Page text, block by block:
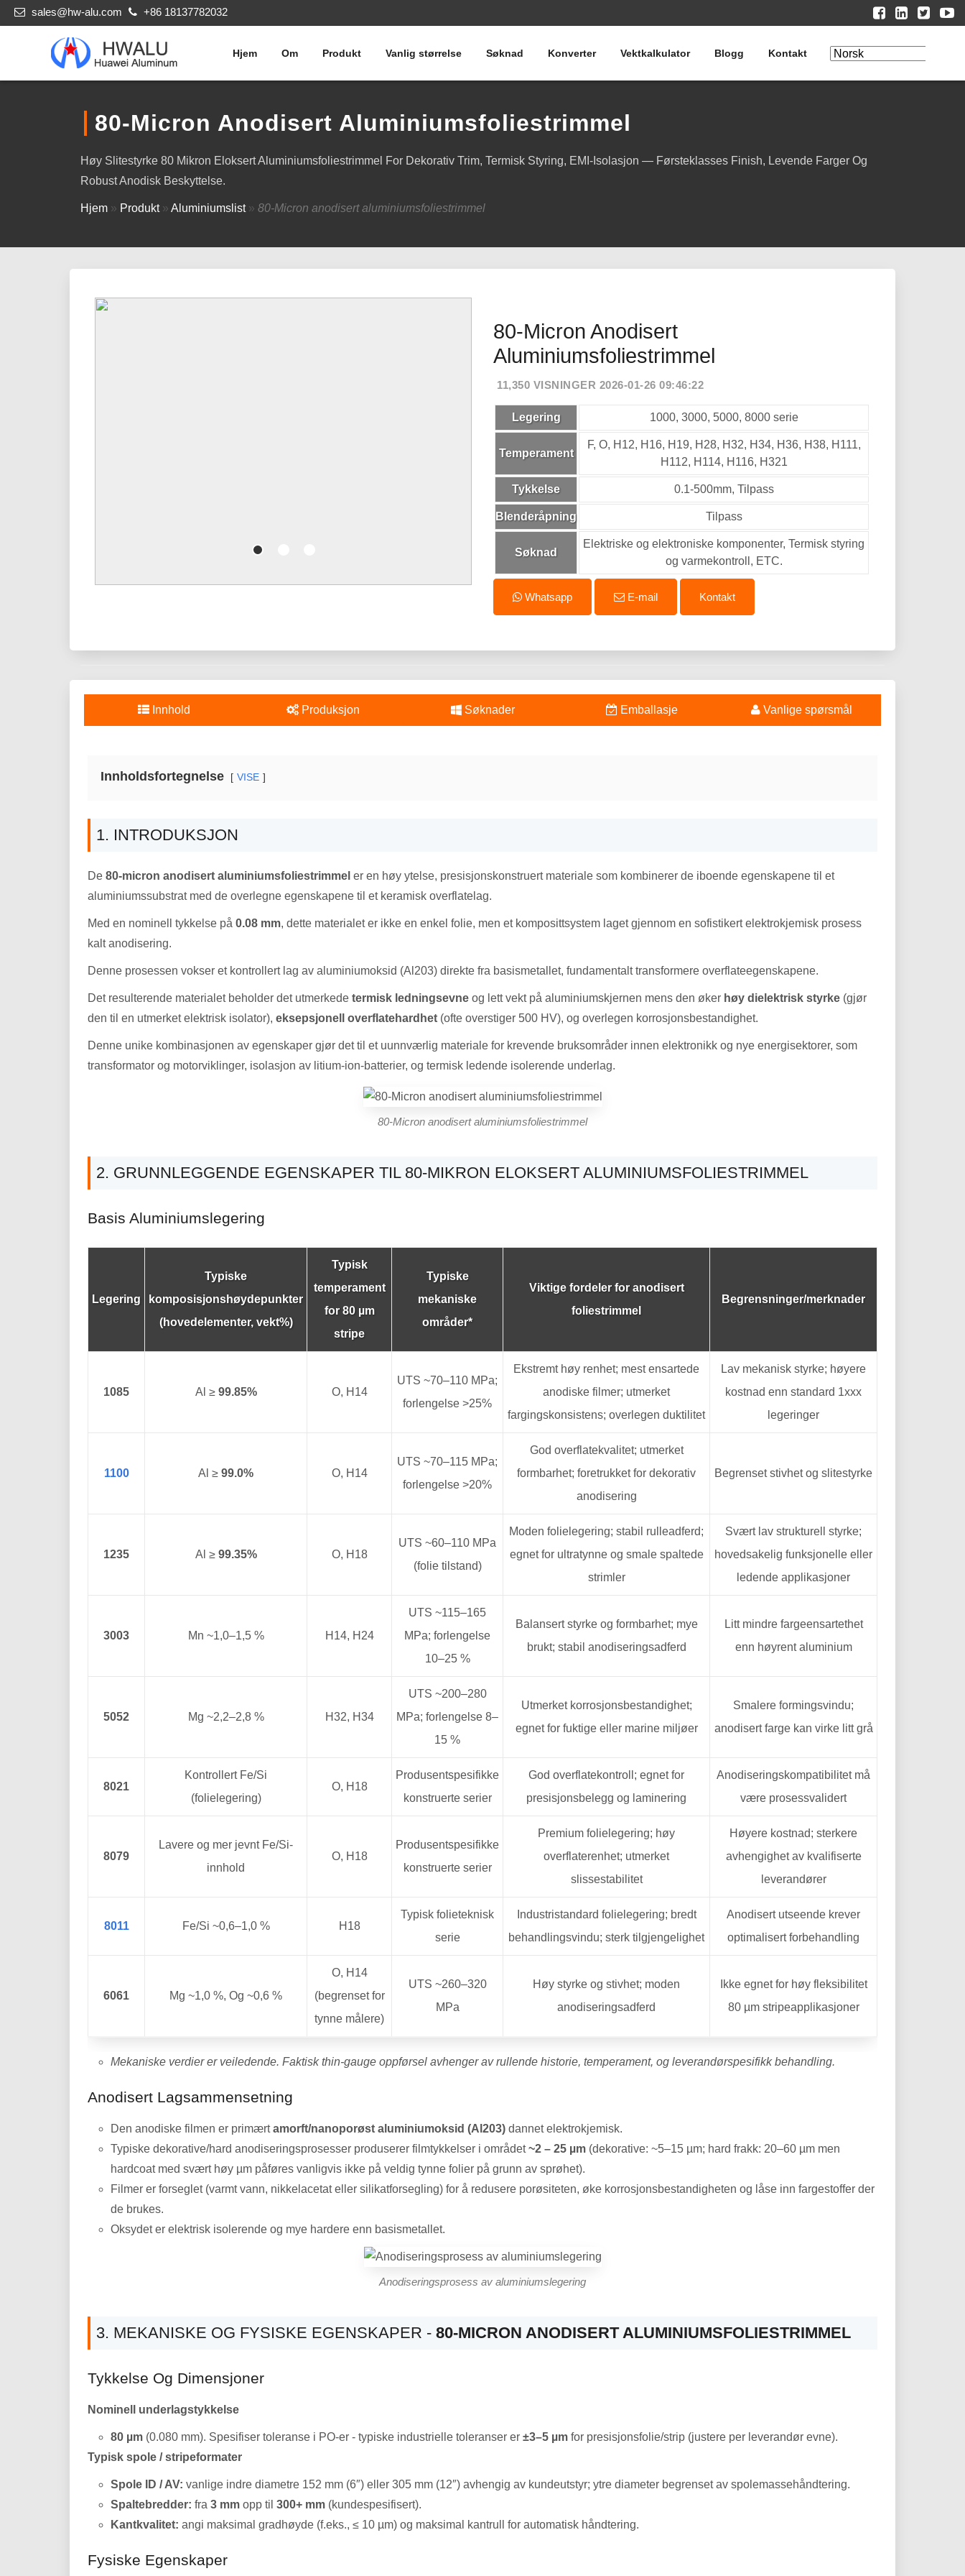
sales@hw-alu.com +86 18137782032
Hjem Om Produkt Vanlig størrelse Søknad Konverter Vektkalkulator Blogg Kontakt
80-Micron Anodisert Aluminiumsfoliestrimmel
Høy Slitestyrke 80 Mikron Eloksert Aluminiumsfoliestrimmel For Dekorativ Trim, Termisk Styring, EMI-Isolasjon — Førsteklasses Finish, Levende Farger Og
Robust Anodisk Beskyttelse.
Hjem » Produkt» Aluminiumslist» 80-Micron anodisert aluminiumsfoliestrimmel
80-Micron Anodisert
Aluminiumsfoliestrimmel
11,350 VISNINGER 2026-01-26 09:46:22
Legering 1000, 3000, 5000, 8000 serie
Temperament
F, O, H12, H16, H19, H28, H32, H34, H36, H38, H111,
H112, H114, H116, H321
Tykkelse 0.1-500mm, Tilpass
Blenderåpning Tilpass
Søknad
Elektriske og elektroniske komponenter, Termisk styring
og varmekontroll, ETC.
Whatsapp E-mail Kontakt
Innhold Produksjon Søknader Emballasje Vanlige spørsmål
Innholdsfortegnelse VISE
1. INTRODUKSJON
De 80-micron anodisert aluminiumsfoliestrimmel er en høy ytelse, presisjonskonstruert materiale som kombinerer de iboende egenskapene til et
aluminiumssubstrat med de overlegne egenskapene til et keramisk overflatelag.
Med en nominell tykkelse på 0.08 mm, dette materialet er ikke en enkel folie, men et komposittsystem laget gjennom en sofistikert elektrokjemisk prosess
kalt anodisering.
Denne prosessen vokser et kontrollert lag av aluminiumoksid (Al203) direkte fra basismetallet, fundamentalt transformere overflateegenskapene.
Det resulterende materialet beholder det utmerkede termisk ledningsevne og lett vekt på aluminiumskjernen mens den øker høy dielektrisk styrke (gjør
den til en utmerket elektrisk isolator), eksepsjonell overflatehardhet (ofte overstiger 500 HV), og overlegen korrosjonsbestandighet.
Denne unike kombinasjonen av egenskaper gjør det til et uunnværlig materiale for krevende bruksområder innen elektronikk og nye energisektorer, som
transformator og motorviklinger, isolasjon av litium-ion-batterier, og termisk ledende isolerende underlag.
80-Micron anodisert aluminiumsfoliestrimmel
2. GRUNNLEGGENDE EGENSKAPER TIL 80-MIKRON ELOKSERT ALUMINIUMSFOLIESTRIMMEL
Basis Aluminiumslegering
Legering
Typiske
komposisjonshøydepunkter
(hovedelementer, vekt%)
Typisk
temperament
for 80 µm
stripe
Typiske
mekaniske
områder*
Viktige fordeler for anodisert
foliestrimmel
Begrensninger/merknader
1085 Al ≥ 99.85% O, H14
UTS ~70–110 MPa;
forlengelse >25%
Ekstremt høy renhet; mest ensartede
anodiske filmer; utmerket
fargingskonsistens; overlegen duktilitet
Lav mekanisk styrke; høyere
kostnad enn standard 1xxx
legeringer
1100 Al ≥ 99.0% O, H14
UTS ~70–115 MPa;
forlengelse >20%
God overflatekvalitet; utmerket
formbarhet; foretrukket for dekorativ
anodisering
Begrenset stivhet og slitestyrke
1235 Al ≥ 99.35% O, H18
UTS ~60–110 MPa
(folie tilstand)
Moden folielegering; stabil rulleadferd;
egnet for ultratynne og smale spaltede
strimler
Svært lav strukturell styrke;
hovedsakelig funksjonelle eller
ledende applikasjoner
3003 Mn ~1,0–1,5 % H14, H24
UTS ~115–165
MPa; forlengelse
10–25 %
Balansert styrke og formbarhet; mye
brukt; stabil anodiseringsadferd
Litt mindre fargeensartethet
enn høyrent aluminium
5052 Mg ~2,2–2,8 % H32, H34
UTS ~200–280
MPa; forlengelse 8–
15 %
Utmerket korrosjonsbestandighet;
egnet for fuktige eller marine miljøer
Smalere formingsvindu;
anodisert farge kan virke litt grå
8021
Kontrollert Fe/Si
(folielegering)
O, H18
Produsentspesifikke
konstruerte serier
God overflatekontroll; egnet for
presisjonsbelegg og laminering
Anodiseringskompatibilitet må
være prosessvalidert
8079
Lavere og mer jevnt Fe/Si-
innhold
O, H18
Produsentspesifikke
konstruerte serier
Premium folielegering; høy
overflaterenhet; utmerket
slissestabilitet
Høyere kostnad; sterkere
avhengighet av kvalifiserte
leverandører
8011 Fe/Si ~0,6–1,0 % H18
Typisk folieteknisk
serie
Industristandard folielegering; bredt
behandlingsvindu; sterk tilgjengelighet
Anodisert utseende krever
optimalisert forbehandling
6061 Mg ~1,0 %, Og ~0,6 %
O, H14
(begrenset for
tynne målere)
UTS ~260–320
MPa
Høy styrke og stivhet; moden
anodiseringsadferd
Ikke egnet for høy fleksibilitet
80 µm stripeapplikasjoner
Mekaniske verdier er veiledende. Faktisk thin-gauge oppførsel avhenger av rullende historie, temperament, og leverandørspesifikk behandling.
Anodisert Lagsammensetning
Den anodiske filmen er primærtamorft/nanoporøst aluminiumoksid (Al203) dannet elektrokjemisk.
Typiske dekorative/hard anodiseringsprosesser produserer filmtykkelser i området~2 – 25 µm (dekorative: ~5–15 µm; hard frakk: 20–60 µm men
hardcoat med svært høy µm påføres vanligvis ikke på veldig tynne folier på grunn av sprøhet).
Filmer er forseglet (varmt vann, nikkelacetat eller silikatforsegling) for å redusere porøsiteten, øke korrosjonsbestandigheten og låse inn fargestoffer der
de brukes.
Oksydet er elektrisk isolerende og mye hardere enn basismetallet.
Anodiseringsprosess av aluminiumslegering
3. MEKANISKE OG FYSISKE EGENSKAPER - 80-MICRON ANODISERT ALUMINIUMSFOLIESTRIMMEL
Tykkelse Og Dimensjoner
Nominell underlagstykkelse
80 µm (0.080 mm). Spesifiser toleranse i PO-er - typiske industrielle toleranser er ±3–5 µm for presisjonsfolie/strip (justere per leverandør evne).
Typisk spole / stripeformater
Spole ID / AV: vanlige indre diametre 152 mm (6″) eller 305 mm (12″) avhengig av kundeutstyr; ytre diameter begrenset av spolemassehåndtering.
Spaltebredder: fra 3 mm opp til 300+ mm (kundespesifisert).
Kantkvalitet: angi maksimal gradhøyde (f.eks., ≤ 10 µm) og maksimal kantrull for automatisk håndtering.
Fysiske Egenskaper